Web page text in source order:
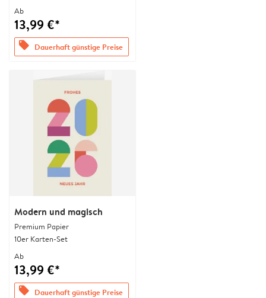
Ab
13,99 €*
offers Dauerhaft günstige Preise
Modern und magisch
Premium Papier
10er Karten-Set
Ab
13,99 €*
offers Dauerhaft günstige Preise